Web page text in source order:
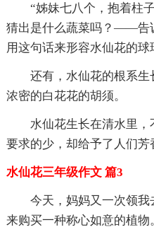
“姊妹七八个，抱着柱
猜出是什么蔬菜吗？——告
用这句话来形容水仙花的球
还有，水仙花的根系
浓密的白花花的胡须。
水仙花生长在清水里，
要求的少，却给予了人们芳
水仙花三年级作文 篇3
今天，妈妈又一次领
来购买一种称心如意的植